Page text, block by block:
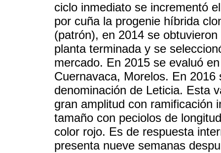
ciclo inmediato se incrementó
por cuña la progenie híbrida
(patrón), en 2014 se
planta terminada y se
mercado. En 2015 se evaluó
Cuernavaca, Morelos. En
denominación de Leticia. Esta
gran amplitud con ramificación
tamaño con peciolos de
color rojo. Es de respuesta
presenta nueve semanas